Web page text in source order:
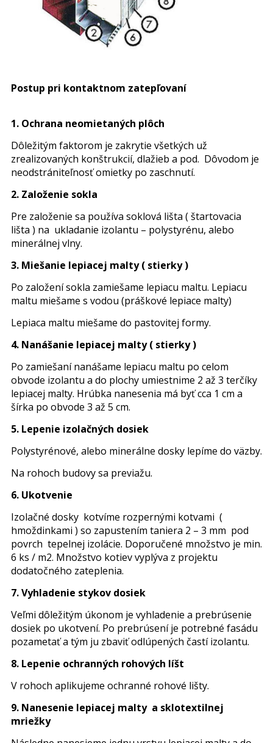
Postup pri kontaktnom zatepľovaní
1. Ochrana neomietaných plôch
Dôležitým faktorom je zakrytie všetkých už
zrealizovaných konštrukcií, dlažieb a pod. Dôvodom je
neodstrániteľnosť omietky po zaschnutí.
2. Založenie sokla
Pre založenie sa používa soklová lišta ( štartovacia
lišta ) na ukladanie izolantu – polystyrénu, alebo
minerálnej vlny.
3. Miešanie lepiacej malty ( stierky )
Po založení sokla zamiešame lepiacu maltu. Lepiacu
maltu miešame s vodou (práškové lepiace malty)
Lepiaca maltu miešame do pastovitej formy.
4. Nanášanie lepiacej malty ( stierky )
Po zamiešaní nanášame lepiacu maltu po celom
obvode izolantu a do plochy umiestnime 2 až 3 terčíky
lepiacej malty. Hrúbka nanesenia má byť cca 1 cm a
šírka po obvode 3 až 5 cm.
5. Lepenie izolačných dosiek
Polystyrénové, alebo minerálne dosky lepíme do väzby.
Na rohoch budovy sa previažu.
6. Ukotvenie
Izolačné dosky kotvíme rozpernými kotvami (
hmoždinkami ) so zapustením taniera 2 – 3 mm pod
povrch tepelnej izolácie. Doporučené množstvo je min.
6 ks / m2. Množstvo kotiev vyplýva z projektu
dodatočného zateplenia.
7. Vyhladenie stykov dosiek
Veľmi dôležitým úkonom je vyhladenie a prebrúsenie
dosiek po ukotvení. Po prebrúsení je potrebné fasádu
pozametať a tým ju zbaviť odlúpených častí izolantu.
8. Lepenie ochranných rohových líšt
V rohoch aplikujeme ochranné rohové lišty.
9. Nanesenie lepiacej malty a sklotextilnej
mriežky